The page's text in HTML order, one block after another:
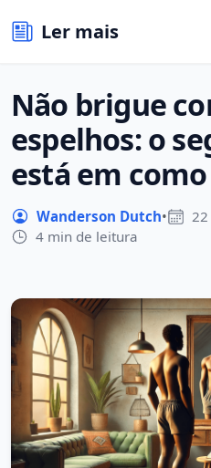
Ler mais
Não brigue
espelhos: o
está em
Wanderson Dutch•
4 min de leitura